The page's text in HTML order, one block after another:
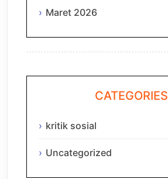
Maret 2026
CATEGORIES
kritik sosial
Uncategorized